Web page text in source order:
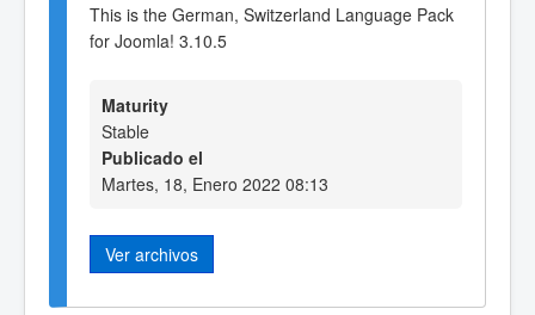
This is the German, Switzerland Language Pack
for Joomla! 3.10.5
Maturity
Stable
Publicado el
Martes, 18, Enero 2022 08:13
Ver archivos